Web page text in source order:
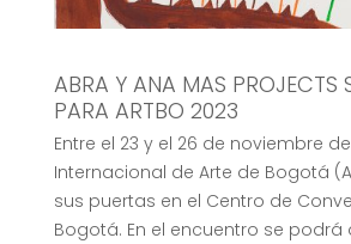
ABRA Y ANA MAS PROJECTS
PARA ARTBO 2023
Entre el 23 y el 26 de noviembre
Internacional de Arte de Bogotá
sus puertas en el Centro de
Bogotá. En el encuentro se podrá